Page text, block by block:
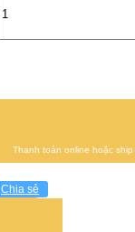
Chia sẻ